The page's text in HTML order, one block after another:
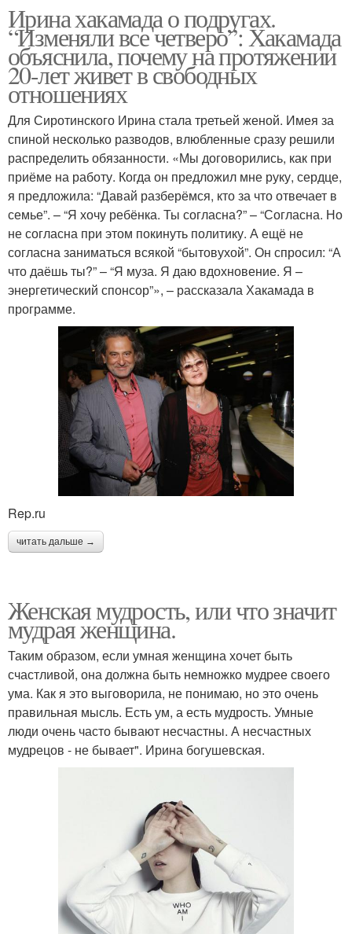
Ирина хакамада о подругах.
“Изменяли все четверо”: Хакамада
объяснила, почему на протяжении
20-лет живет в свободных
отношениях
Для Сиротинского Ирина стала третьей женой. Имея за
спиной несколько разводов, влюбленные сразу решили
распределить обязанности. «Мы договорились, как при
приёме на работу. Когда он предложил мне руку, сердце,
я предложила: “Давай разберёмся, кто за что отвечает в
семье”. – “Я хочу ребёнка. Ты согласна?” – “Согласна. Но
не согласна при этом покинуть политику. А ещё не
согласна заниматься всякой “бытовухой”. Он спросил: “А
что даёшь ты?” – “Я муза. Я даю вдохновение. Я –
энергетический спонсор”», – рассказала Хакамада в
программе.
Rep.ru
читать дальше →
Женская мудрость, или что значит
мудрая женщина.
Таким образом, если умная женщина хочет быть
счастливой, она должна быть немножко мудрее своего
ума. Как я это выговорила, не понимаю, но это очень
правильная мысль. Есть ум, а есть мудрость. Умные
люди очень часто бывают несчастны. А несчастных
мудрецов - не бывает". Ирина богушевская.